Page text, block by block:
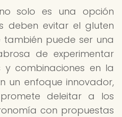
solo es una opción
deben evitar el gluten
también puede ser una
de experimentar
y combinaciones en la
un enfoque innovador,
deleitar a los
con propuestas